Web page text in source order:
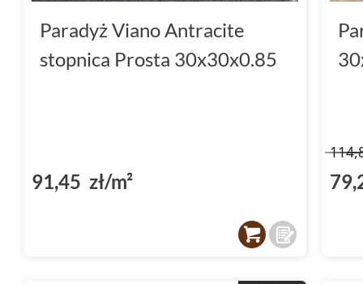
Paradyż Viano Antracite
stopnica Prosta 30x30x0.85
91,45 zł/m²